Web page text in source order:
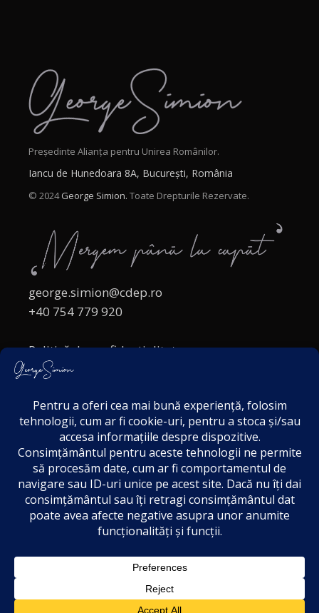
Președinte Alianța pentru Unirea Românilor.
Iancu de Hunedoara 8A, București, România
© 2024George Simion. Toate Drepturile Rezervate.
george.simion@cdep.ro
+40 754 779 920
Politică de confidențialitate
Politica cookies
Acordul de markting
Disclaimer
29